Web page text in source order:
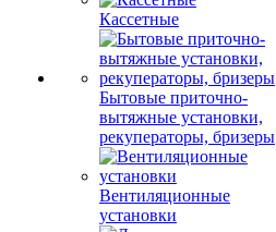
Кассетные
Бытовые приточно-
вытяжные установки,
рекуператоры, бризеры
Вентиляционные
установки